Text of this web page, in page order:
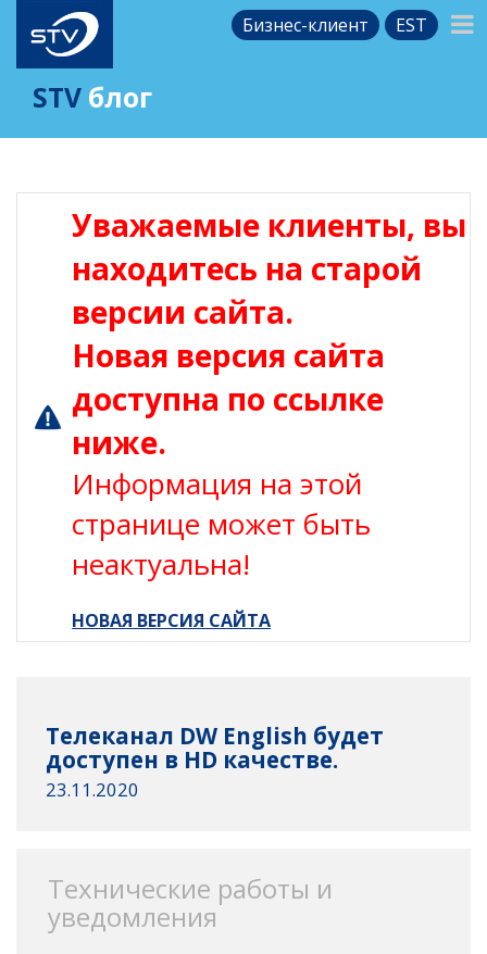
Бизнес-клиент EST
STV блог
Уважаемые клиенты, вы
находитесь на старой
версии сайта.
Новая версия сайта
доступна по ссылке
ниже.
Информация на этой
странице может быть
неактуальна!
НОВАЯ ВЕРСИЯ САЙТА
Телеканал DW English будет
доступен в HD качестве.
23.11.2020
Технические работы и
уведомления